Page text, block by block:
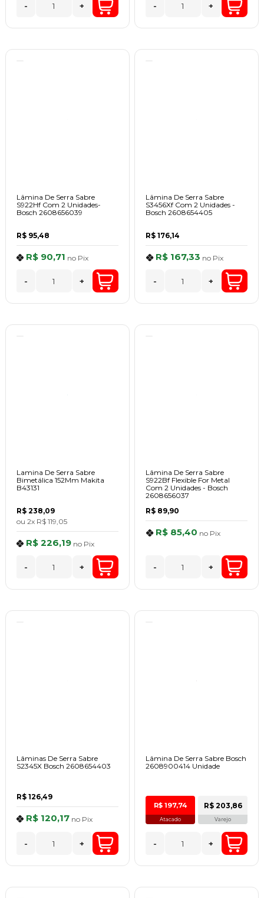
- + - +
Lâmina De Serra Sabre
S922Hf Com 2 Unidades-
Bosch 2608656039
R$ 95,48
R$ 90,71 no Pix
- +
Lâmina De Serra Sabre
S3456Xf Com 2 Unidades -
Bosch 2608654405
R$ 176,14
R$ 167,33 no Pix
- +
Lamina De Serra Sabre
Bimetálica 152Mm Makita
B43131
R$ 238,09
ou 2x R$ 119,05
R$ 226,19 no Pix
- +
Lâmina De Serra Sabre
S922Bf Flexible For Metal
Com 2 Unidades - Bosch
2608656037
R$ 89,90
R$ 85,40 no Pix
- +
Lâminas De Serra Sabre
S2345X Bosch 2608654403
R$ 126,49
R$ 120,17 no Pix
- +
Lâmina De Serra Sabre Bosch
2608900414 Unidade
R$ 197,74
Atacado
R$ 203,86
Varejo
- +